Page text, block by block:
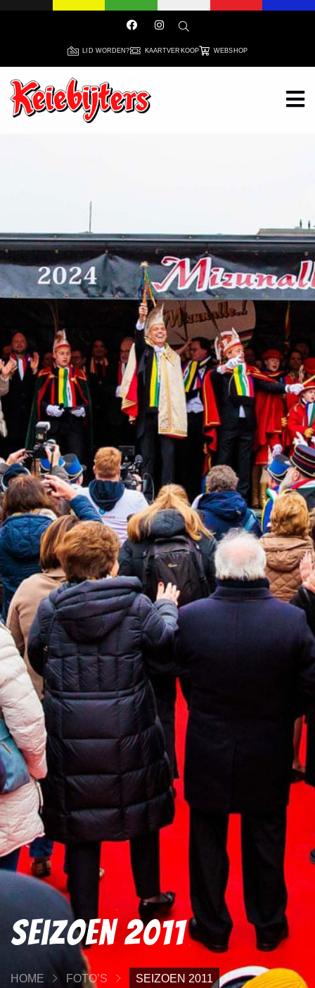
LID WORDEN? KAARTVERKOOP WEBSHOP
Seizoen 2011
HOME FOTO’S SEIZOEN 2011